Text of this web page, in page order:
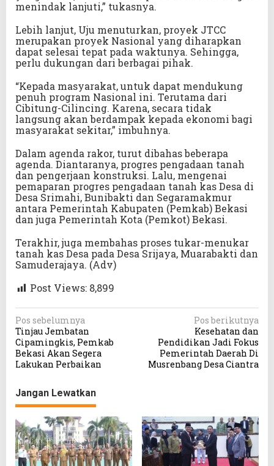
menindak lanjuti,” tukasnya.
Lebih lanjut, Uju menuturkan, proyek JTCC
merupakan proyek Nasional yang diharapkan
dapat selesai tepat pada waktunya. Sehingga,
perlu dukungan dari berbagai pihak.
“Kepada masyarakat, untuk dapat mendukung
penuh program Nasional ini. Terutama dari
Cibitung-Cilincing. Karena, secara tidak
langsung akan berdampak kepada ekonomi bagi
masyarakat sekitar,” imbuhnya.
Dalam agenda rakor, turut dibahas beberapa
agenda. Diantaranya, progres pengadaan tanah
dan pengerjaan konstruksi. Lalu, mengenai
pemaparan progres pengadaan tanah kas Desa di
Desa Srimahi, Bunibakti dan Segaramakmur
antara Pemerintah Kabupaten (Pemkab) Bekasi
dan juga Pemerintah Kota (Pemkot) Bekasi.
Terakhir, juga membahas proses tukar-menukar
tanah kas Desa pada Desa Srijaya, Muarabakti dan
Samuderajaya. (Adv)
Post Views: 8,899
N
a
v
i
g
a
s
i
p
Pos sebelumnya
Tinjau Jembatan
Cipamingkis, Pemkab
Bekasi Akan Segera
Lakukan Perbaikan
Pos berikutnya
Kesehatan dan
Pendidikan Jadi Fokus
Pemerintah Daerah Di
Musrenbang Desa Ciantra
Jangan Lewatkan